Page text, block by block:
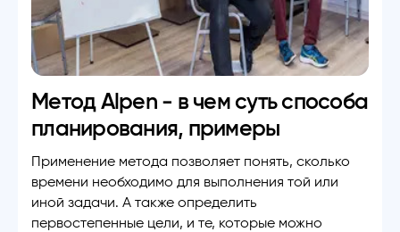
Метод Alpen - в чем суть способа
планирования, примеры
Применение метода позволяет понять, сколько
времени необходимо для выполнения той или
иной задачи. А также определить
первостепенные цели, и те, которые можно